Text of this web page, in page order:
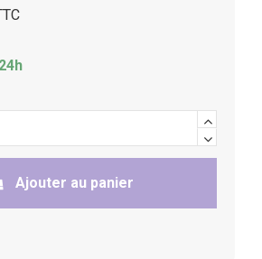
24h
Ajouter au panier